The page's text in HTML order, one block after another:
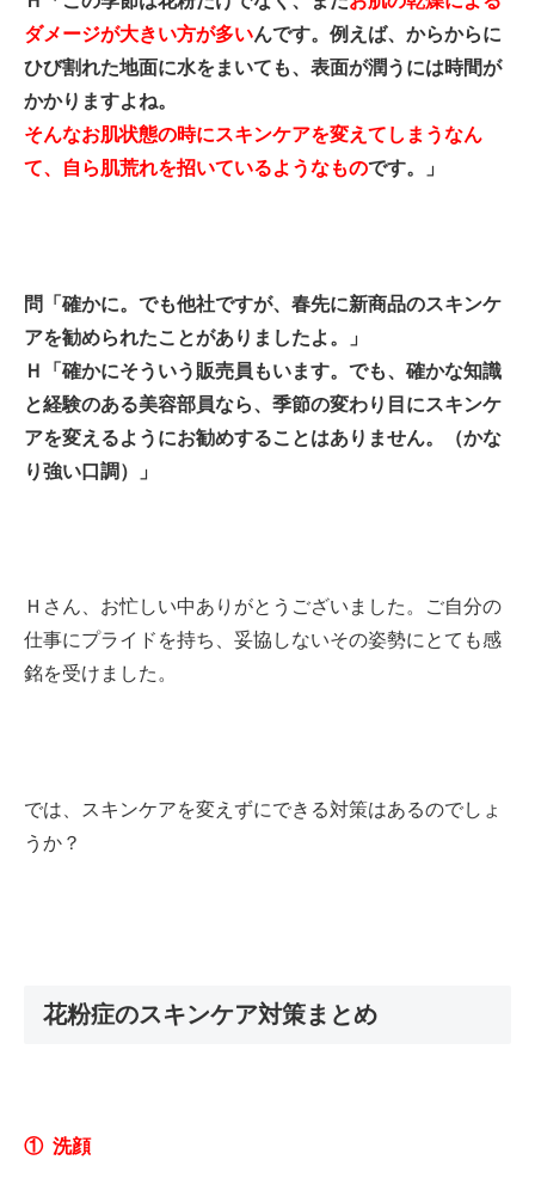
ダメージが大きい方が多いんです。例えば、からからに
ひび割れた地面に水をまいても、表面が潤うには時間が
かかりますよね。
そんなお肌状態の時にスキンケアを変えてしまうなん
て、自ら肌荒れを招いているようなものです。」
問「確かに。でも他社ですが、春先に新商品のスキンケ
アを勧められたことがありましたよ。」
Ｈ「確かにそういう販売員もいます。でも、確かな知識
と経験のある美容部員なら、季節の変わり目にスキンケ
アを変えるようにお勧めすることはありません。（かな
り強い口調）」
Ｈさん、お忙しい中ありがとうございました。ご自分の
仕事にプライドを持ち、妥協しないその姿勢にとても感
銘を受けました。
では、スキンケアを変えずにできる対策はあるのでしょ
うか？
花粉症のスキンケア対策まとめ
① 洗顔